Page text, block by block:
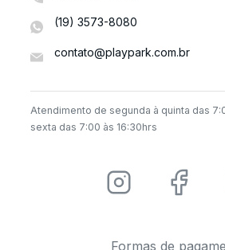
(19) 3573-8080
contato@playpark.com.br
Atendimento de segunda à quinta das
sexta das 7:00 às 16:30hrs
Formas de